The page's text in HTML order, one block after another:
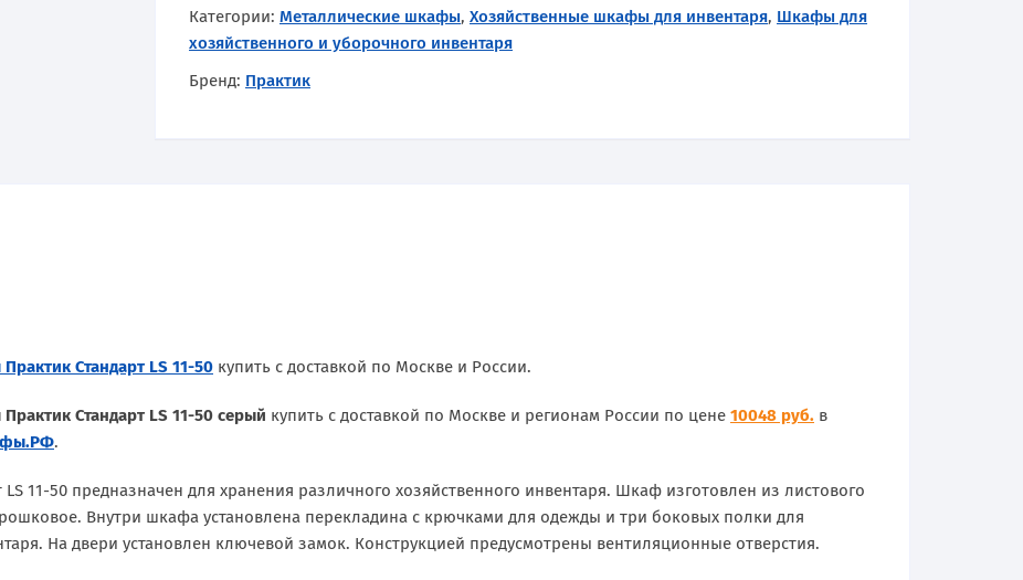
Категории: Металлические шкафы, Хозяйственные шкафы для инвентаря, Шкафы для
хозяйственного и уборочного инвентаря
Бренд: Практик
Стандарт LS 11-50 купить с доставкой по Москве и России.
Стандарт LS 11-50 серый купить с доставкой по Москве и регионам России по цене 10048 руб. в
.
11-50 предназначен для хранения различного хозяйственного инвентаря. Шкаф изготовлен из листового
Внутри шкафа установлена перекладина с крючками для одежды и три боковых полки для
На двери установлен ключевой замок. Конструкцией предусмотрены вентиляционные отверстия.